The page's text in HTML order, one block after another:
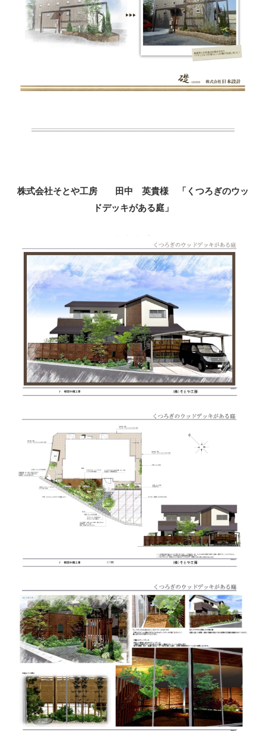
株式会社そとや工房 田中 英貴様 「くつろぎのウッ
ドデッキがある庭」